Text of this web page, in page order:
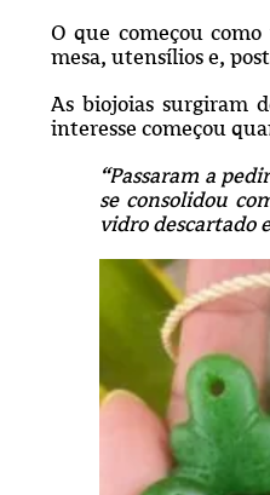
O que começou
mesa, utensílios e,
As biojoias surgiram
interesse começou
“Passaram a
se consolidou
vidro descartado